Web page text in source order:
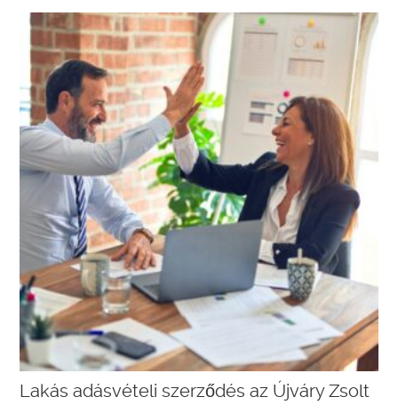
Lakás adásvételi szerződés az Újváry Zsolt